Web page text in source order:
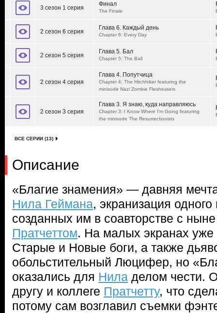
3 сезон 1 серия
Финал
The Finale
2 сезон 6 серия
Глава 6. Каждый день
Chapter 6: Every Day
2 сезон 5 серия
Глава 5. Бал
Chapter 5: The Ball
2 сезон 4 серия
Глава 4. Попутчица
Chapter 4: The Hitchhiker featuring the
minisode Nazi Zombie Flesheaters
2 сезон 3 серия
Глава 3. Я знаю, куда направляюсь
Chapter 3: I Know Where I'm Going featuring
the minisode The Resurrectionists
ВСЕ СЕРИИ (13)
Описание
«Благие знамения» — давняя
Нила Геймана, экранизация
созданных им в соавторстве с
Пратчеттом. На малых экранах уже
Старые и Новые боги, а также
обольстительный Люцифер, но
оказались для Нила делом чести.
другу и коллеге Пратчетту, что
потому сам возглавил съемки